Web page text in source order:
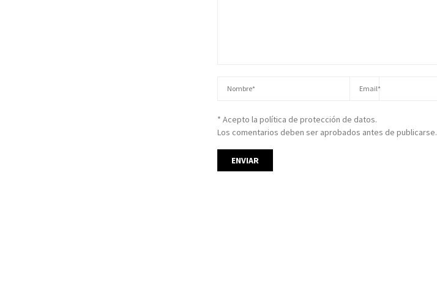
* Acepto la política de protección de datos.
Los comentarios deben ser aprobados antes de publicarse.